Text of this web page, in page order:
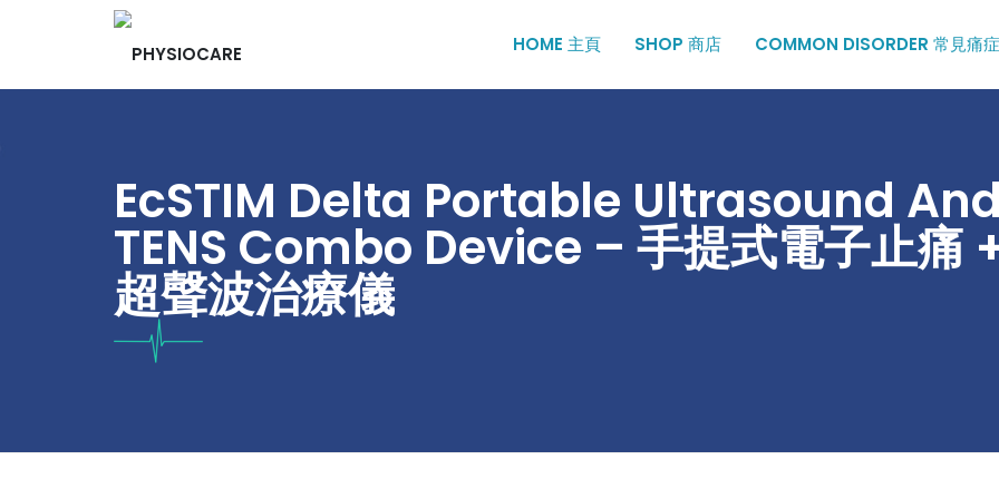
HOME 主頁 SHOP 商店 COMMON DISORDER 常見痛症
EcSTIM Delta Portable Ultrasound
TENS Combo Device – 手提式電子止痛
超聲波治療儀